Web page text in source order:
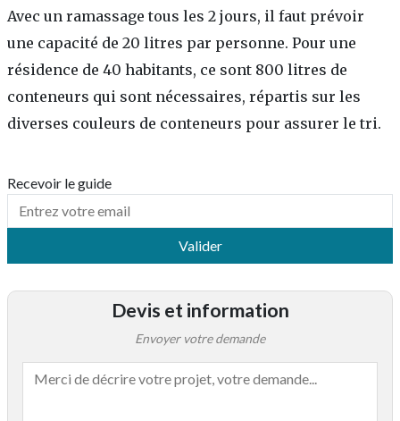
Avec un ramassage tous les 2 jours, il faut prévoir
une capacité de 20 litres par personne. Pour une
résidence de 40 habitants, ce sont 800 litres de
conteneurs qui sont nécessaires, répartis sur les
diverses couleurs de conteneurs pour assurer le tri.
Recevoir le guide
Valider
Devis et information
Envoyer votre demande